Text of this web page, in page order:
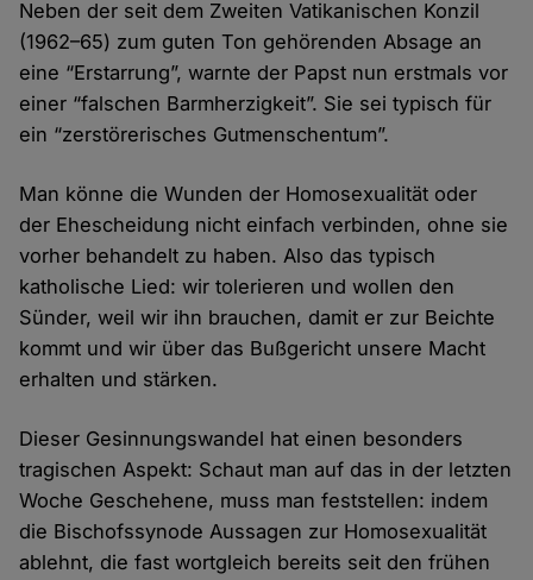
Neben der seit dem Zweiten Vatikanischen Konzil
(1962–65) zum guten Ton gehörenden Absage an
eine “Erstarrung”, warnte der Papst nun erstmals vor
einer “falschen Barmherzigkeit”. Sie sei typisch für
ein “zerstörerisches Gutmenschentum”.
Man könne die Wunden der Homosexualität oder
der Ehescheidung nicht einfach verbinden, ohne sie
vorher behandelt zu haben. Also das typisch
katholische Lied: wir tolerieren und wollen den
Sünder, weil wir ihn brauchen, damit er zur Beichte
kommt und wir über das Bußgericht unsere Macht
erhalten und stärken.
Dieser Gesinnungswandel hat einen besonders
tragischen Aspekt: Schaut man auf das in der letzten
Woche Geschehene, muss man feststellen: indem
die Bischofssynode Aussagen zur Homosexualität
ablehnt, die fast wortgleich bereits seit den frühen